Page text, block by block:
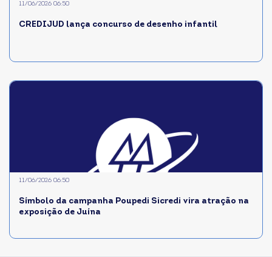
CREDIJUD lança concurso de desenho infantil
11/06/2026 06:50
Símbolo da campanha Poupedi Sicredi vira atração na
exposição de Juína
11/06/2026 06:50